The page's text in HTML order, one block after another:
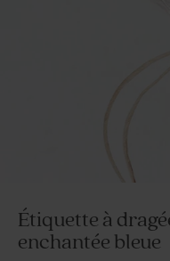
Étiquette à
enchantée bleue